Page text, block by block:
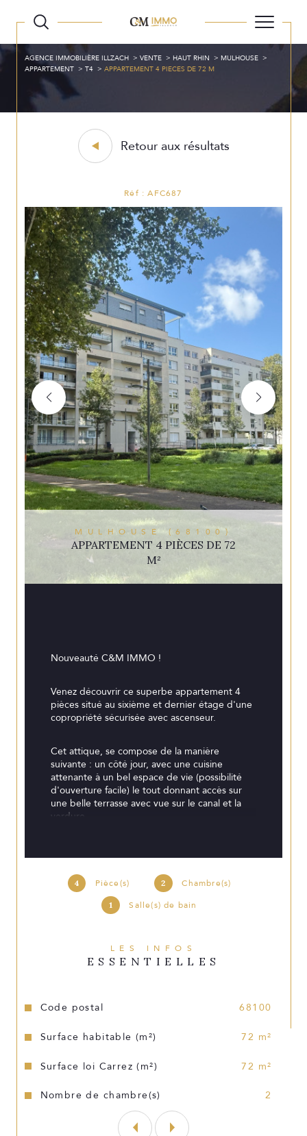
AGENCE IMMOBILIÈRE ILLZACH VENTE HAUT RHIN
MULHOUSE
APPARTEMENT
T4 APPARTEMENT 4 PIECES DE 72 M
Retour aux résultats
Réf : AFC687
MULHOUSE (68100)
APPARTEMENT 4 PIÈCES DE 72
M²
4 Pièce(s) 2 Chambre(s)
1 Salle(s) de bain
LES INFOS
ESSENTIELLES
Caractéristiques Valeurs
Code postal 68100
Surface habitable (m²) 72 m²
Surface loi Carrez (m²) 72 m²
Nombre de chambre(s) 2
Nouveauté C&M IMMO !
Venez découvrir ce superbe appartement 4
pièces situé au sixième et dernier étage d'une
copropriété sécurisée avec ascenseur.
Cet attique, se compose de la manière
suivante : un côté jour, avec une cuisine
attenante à un bel espace de vie (possibilité
d'ouverture facile) le tout donnant accès sur
une belle terrasse avec vue sur le canal et la
verdure.
Appartement super lumineux et au coeur des
commodités !
Une cave ainsi qu'une place de parking en
souterrain complète le lot.
copropriété sécurisée et faibles charges !
Contact : CAMPOS Florian 0628594822 /
bien est exposé sont disponibles sur le site
géorisques : www.géorisques.gouv.fr